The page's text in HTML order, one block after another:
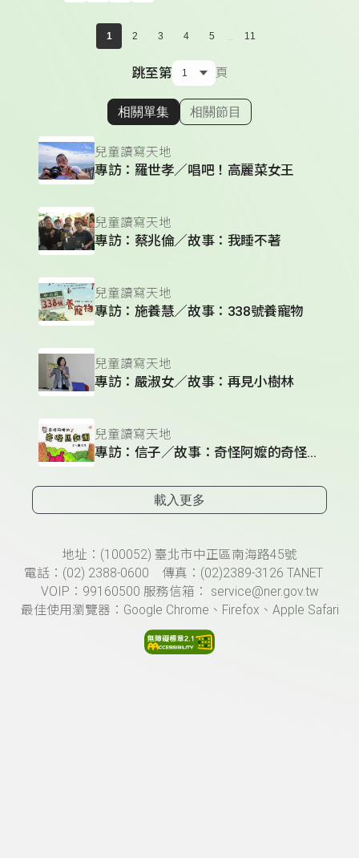
1 2 3 4 5 ... 11
跳至第 頁
顯示相關單集
相關單集 相關節目
兒童讀寫天地
專訪：羅世孝／唱吧！高麗菜女王
兒童讀寫天地
專訪：蔡兆倫／故事：我睡不著
兒童讀寫天地
專訪：施養慧／故事：338號養寵物
兒童讀寫天地
專訪：嚴淑女／故事：再見小樹林
兒童讀寫天地
專訪：信子／故事：奇怪阿嬤的奇怪馬戲團
載入更多
頁尾資訊地址：(100052) 臺北市中正區南海路45號
電話：(02) 2388-0600 傳真：(02)2389-3126 TANET
VOIP：99160500 服務信箱： service@ner.gov.tw
最佳使用瀏覽器：Google Chrome、Firefox、Apple Safari